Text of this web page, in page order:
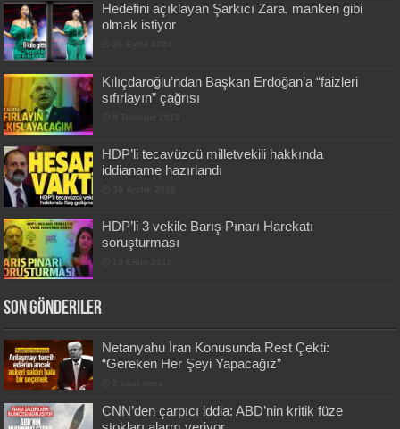
Hedefini açıklayan Şarkıcı Zara, manken gibi
olmak istiyor
Kılıçdaroğlu’ndan Başkan Erdoğan’a “faizleri
sıfırlayın” çağrısı
HDP’li tecavüzcü milletvekili hakkında
iddianame hazırlandı
HDP’li 3 vekile Barış Pınarı Harekatı
soruşturması
Son Gönderiler
Netanyahu İran Konusunda Rest Çekti:
“Gereken Her Şeyi Yapacağız”
CNN’den çarpıcı iddia: ABD’nin kritik füze